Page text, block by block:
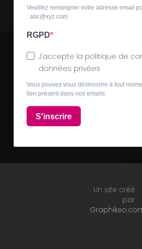
Veuillez renseigner votre adresse email
: abc@xyz.com
RGPD
J'accepte la politique de
données privées
Vous pouvez vous désinscrire à tout
lien présent dans nos emails.
S'inscrire
Un site créé
par